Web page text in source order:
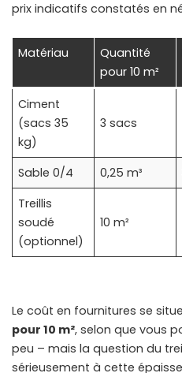
prix indicatifs constatés en
Matériau
Quantité
pour 10 m²
Ciment
(sacs 35
kg)
3 sacs
Sable 0/4 0,25 m³
Treillis
soudé
(optionnel)
10 m²
Le coût en fournitures se
pour 10 m², selon que vous
peu – mais la question du
sérieusement à cette